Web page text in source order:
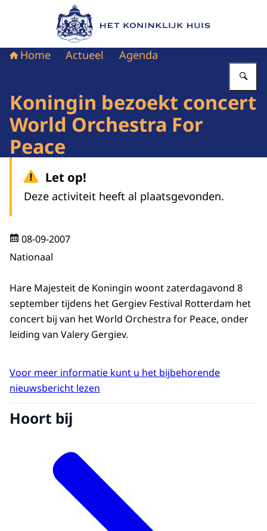
Naar de homepage van Het Koninklijk Huis
Home Actueel Agenda
Koningin bezoekt concert
World Orchestra For
Peace
Let op!
Deze activiteit heeft al plaatsgevonden.
08-09-2007
Nationaal
Hare Majesteit de Koningin woont zaterdagavond 8
september tijdens het Gergiev Festival Rotterdam het
concert bij van het World Orchestra for Peace, onder
leiding van Valery Gergiev.
Voor meer informatie kunt u het bijbehorende
nieuwsbericht lezen
Hoort bij